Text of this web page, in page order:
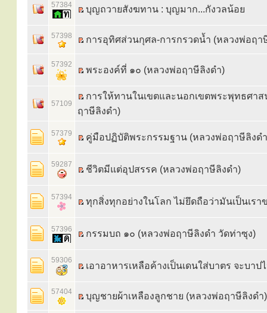
57384 บุญถวายสังฆทาน : บุญมาก...กังวลน้อย
57398 การอุทิศส่วนกุศล-การกรวดน้ำ (หลวงพ่อฤา
57392
พระองค์ที่ ๑๐ (หลวงพ่อฤาษีลิงดำ)
57109
การให้ทานในเขตและนอกเขตพระพุทธศา
ฤาษีลิงดำ)
57379 คู่มือปฏิบัติพระกรรมฐาน (หลวงพ่อฤาษีลิงด
59287 ชีวิตมีแต่อุปสรรค (หลวงพ่อฤาษีลิงดำ)
57394 ทุกสิ่งทุกอย่างในโลก ไม่ยึดถือว่ามันเป็นเรา
57396 กรรมบถ ๑๐ (หลวงพ่อฤาษีลิงดำ วัดท่าซุง)
59306
เอาอาหารเหลือค้างเป็นเดนใส่บาตร จะบาป
57404 บุญชายผ้าเหลืองลูกชาย (หลวงพ่อฤาษีลิงดำ)